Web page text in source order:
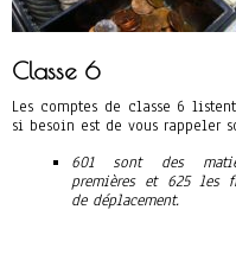
Classe 6
Les comptes de classe 6
si besoin est de vous rappeler
601 sont des
premières et 625 les
de déplacement.